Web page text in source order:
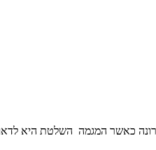
כאשר המגמה השלטת היא